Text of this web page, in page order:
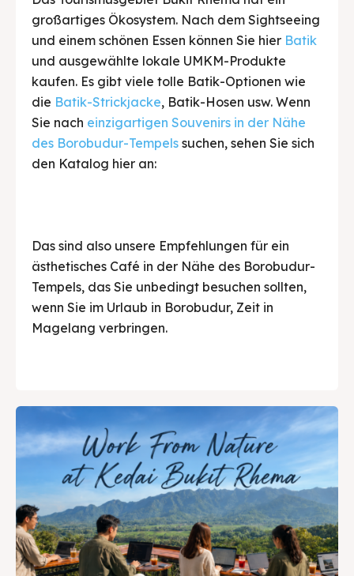
großartiges Ökosystem. Nach dem Sightseeing
und einem schönen Essen können Sie hier Batik
und ausgewählte lokale UMKM-Produkte
kaufen. Es gibt viele tolle Batik-Optionen wie
die Batik-Strickjacke, Batik-Hosen usw. Wenn
Sie nach einzigartigen Souvenirs in der Nähe
des Borobudur-Tempels suchen, sehen Sie sich
den Katalog hier an:
Das sind also unsere Empfehlungen für ein
ästhetisches Café in der Nähe des Borobudur-
Tempels, das Sie unbedingt besuchen sollten,
wenn Sie im Urlaub in Borobudur, Zeit in
Magelang verbringen.